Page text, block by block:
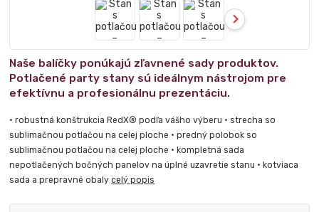
Naše balíčky ponúkajú zľavnené sady produktov.
Potlačené party stany sú ideálnym nástrojom pre
efektívnu a profesionálnu prezentáciu.
• robustná konštrukcia RedX® podľa vášho výberu • strecha so
sublimačnou potlačou na celej ploche • predný polobok so
sublimačnou potlačou na celej ploche • kompletná sada
nepotlačených bočných panelov na úplné uzavretie stanu • kotviaca
sada a prepravné obalycelý popis